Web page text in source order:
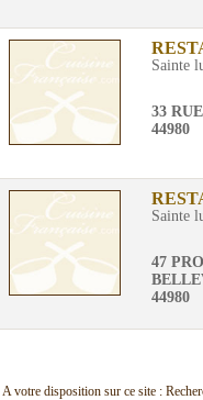
Sainte
33
44980
Sainte
47
44980
A votre disposition sur ce site :